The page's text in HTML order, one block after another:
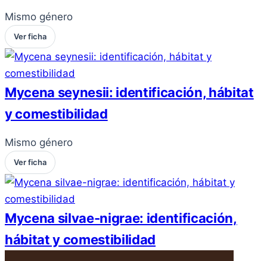
Mismo género
Ver ficha
Mycena seynesii: identificación, hábitat
y comestibilidad
Mismo género
Ver ficha
Mycena silvae-nigrae: identificación,
hábitat y comestibilidad